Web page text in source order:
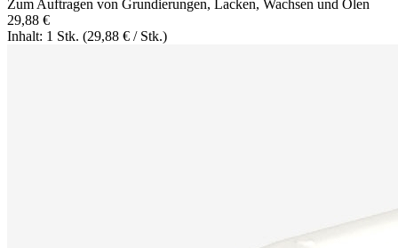
Zum Auftragen von Grundierungen, Lacken, Wachsen und Ölen
29,88 €
Inhalt: 1 Stk. (29,88 € / Stk.)